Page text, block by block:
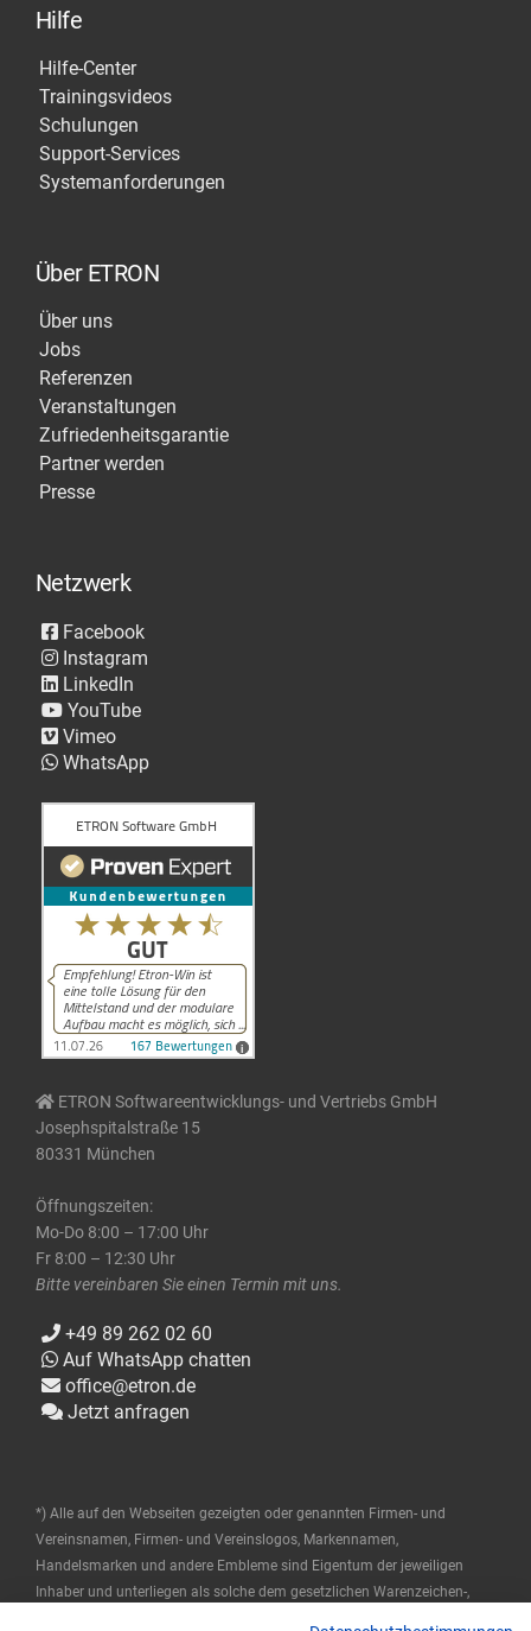
Hilfe
Hilfe-Center
Trainingsvideos
Schulungen
Support-Services
Systemanforderungen
Über ETRON
Über uns
Jobs
Referenzen
Veranstaltungen
Zufriedenheitsgarantie
Partner werden
Presse
Netzwerk
Facebook
Instagram
LinkedIn
YouTube
Vimeo
WhatsApp
ETRON Softwareentwicklungs- und Vertriebs GmbH
Josephspitalstraße 15
80331 München
Öffnungszeiten:
Mo-Do 8:00 – 17:00 Uhr
Fr 8:00 – 12:30 Uhr
Bitte vereinbaren Sie einen Termin mit uns.
+49 89 262 02 60
Auf WhatsApp chatten
office@etron.de
Jetzt anfragen
*) Alle auf den Webseiten gezeigten oder genannten Firmen- und
Vereinsnamen, Firmen- und Vereinslogos, Markennamen,
Handelsmarken und andere Embleme sind Eigentum der jeweiligen
Inhaber und unterliegen als solche dem gesetzlichen Warenzeichen-,